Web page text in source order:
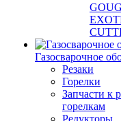
Газосварочное
Резаки
Горелки
Запчасти к
горелкам
Редукторы